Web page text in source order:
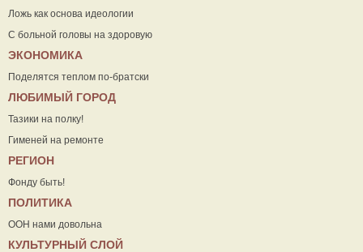
Ложь как основа идеологии
С больной головы на здоровую
ЭКОНОМИКА
Поделятся теплом по-братски
ЛЮБИМЫЙ ГОРОД
Тазики на полку!
Гименей на ремонте
РЕГИОН
Фонду быть!
ПОЛИТИКА
ООН нами довольна
КУЛЬТУРНЫЙ СЛОЙ